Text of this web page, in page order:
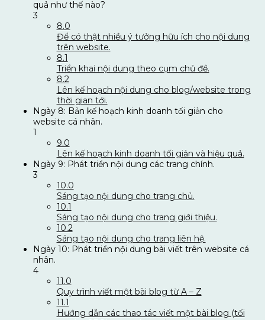
quả như thế nào?
3
8.0
Để có thật nhiều ý tưởng hữu ích cho nội dung
trên website.
8.1
Triển khai nội dung theo cụm chủ đề.
8.2
Lên kế hoạch nội dung cho blog/website trong
thời gian tới.
Ngày 8: Bản kế hoạch kinh doanh tối giản cho
website cá nhân.
1
9.0
Lên kế hoạch kinh doanh tối giản và hiệu quả.
Ngày 9: Phát triển nội dung các trang chính.
3
10.0
Sáng tạo nội dung cho trang chủ.
10.1
Sáng tạo nội dung cho trang giới thiệu.
10.2
Sáng tạo nội dung cho trang liên hệ.
Ngày 10: Phát triển nội dung bài viết trên website cá
nhân.
4
11.0
Quy trình viết một bài blog từ A – Z
11.1
Hướng dẫn các thao tác viết một bài blog (tối